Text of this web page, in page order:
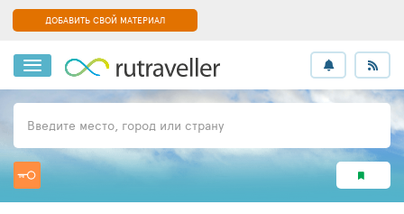
ДОБАВИТЬ СВОЙ МАТЕРИАЛ
Введите место, город или страну